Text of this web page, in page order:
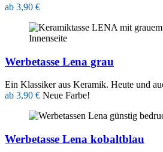
ab 3,90 €
Werbetasse Lena grau
Ein Klassiker aus Keramik. Heute und
ab 3,90 € Neue Farbe!
Werbetasse Lena kobaltblau